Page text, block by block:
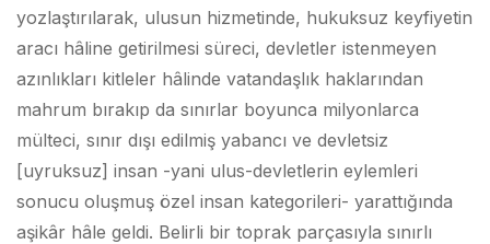
yozlaştırılarak, ulusun hizmetinde, hukuksuz keyfiyetin
aracı hâline getirilmesi süreci, devletler istenmeyen
azınlıkları kitleler hâlinde vatandaşlık haklarından
mahrum bırakıp da sınırlar boyunca milyonlarca
mülteci, sınır dışı edilmiş yabancı ve devletsiz
[uyruksuz] insan -yani ulus-devletlerin eylemleri
sonucu oluşmuş özel insan kategorileri- yarattığında
aşikâr hâle geldi. Belirli bir toprak parçasıyla sınırlı